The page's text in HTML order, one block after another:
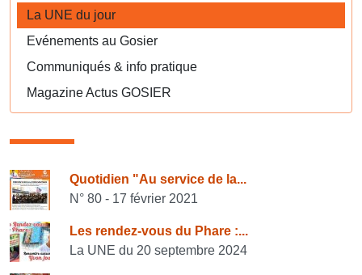
La UNE du jour
Evénements au Gosier
Communiqués & info pratique
Magazine Actus GOSIER
Consulter également
Quotidien "Au service de la...
N° 80 - 17 février 2021
Les rendez-vous du Phare :...
La UNE du 20 septembre 2024